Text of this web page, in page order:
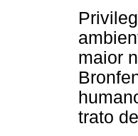
maior
trato